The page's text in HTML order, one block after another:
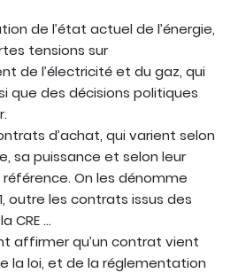
de l’état actuel de l’énergie,
tensions sur
de l’électricité et du gaz, qui
que des décisions politiques
d’achat, qui varient selon
sa puissance et selon leur
On les dénomme
outre les contrats issus des
CRE …
affirmer qu’un contrat vient
la loi, et de la réglementation